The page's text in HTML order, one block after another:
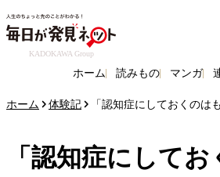
KADOKAWA Group
ホーム 読みもの マンガ
ホーム 体験記 「認知症にしておくの
「認知症にして